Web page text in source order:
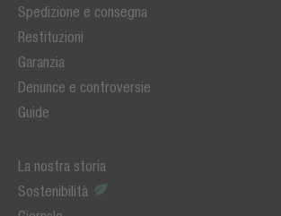
Spedizione e consegna
Restituzioni
Garanzia
Denunce e controversie
Guide
La nostra storia
Sostenibilità